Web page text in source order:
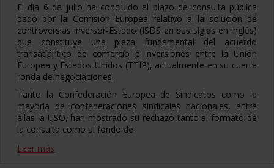
El día 6 de julio ha concluido el plazo de consulta pública
dado por la Comisión Europea relativo a la solución de
controversias inversor-Estado (ISDS en sus siglas en inglés)
que constituye una pieza fundamental del acuerdo
transatlántico de comercio e inversiones entre la Unión
Europea y Estados Unidos (TTIP), actualmente en su cuarta
ronda de negociaciones.
Tanto la Confederación Europea de Sindicatos como la
mayoría de confederaciones sindicales nacionales, entre
ellas la USO, han mostrado su rechazo tanto al formato de
la consulta como al fondo de
Leer más